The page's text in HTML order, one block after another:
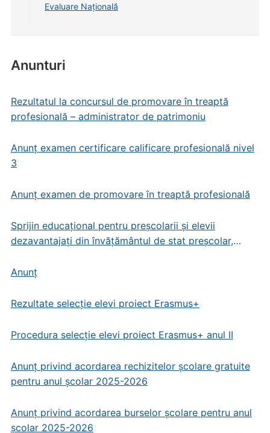
Evaluare Națională
Anunturi
Rezultatul la concursul de promovare în treaptă
profesională – administrator de patrimoniu
Anunț examen certificare calificare profesională nivel
3
Anunț examen de promovare în treaptă profesională
Sprijin educațional pentru preșcolarii și elevii
dezavantajați din învățământul de stat preșcolar,
Anunț
Rezultate selecție elevi proiect Erasmus+
Procedura selecție elevi proiect Erasmus+ anul II
Anunț privind acordarea rechizitelor școlare gratuite
pentru anul școlar 2025-2026
Anunț privind acordarea burselor școlare pentru anul
școlar 2025-2026